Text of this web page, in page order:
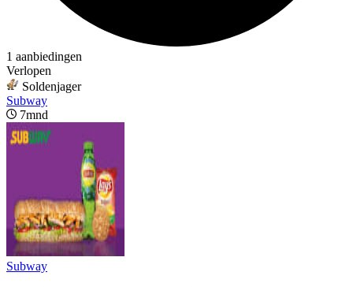
1 aanbiedingen
Verlopen
Soldenjager
Subway
7mnd
Subway